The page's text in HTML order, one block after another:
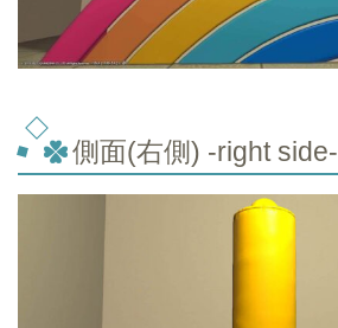
側面(右側) -right side-